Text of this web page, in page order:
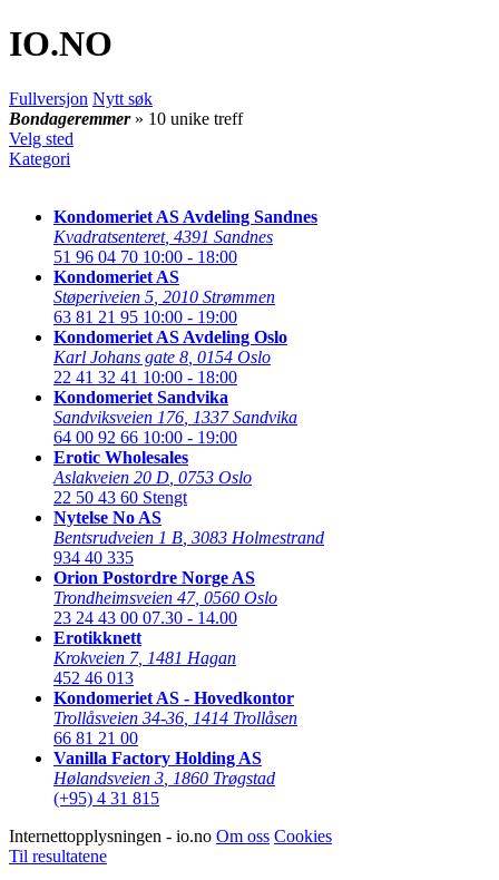
IO.NO
Fullversjon Nytt søk
Bondageremmer » 10 unike treff
Velg sted
Kategori
Kondomeriet AS Avdeling Sandnes
Kvadratsenteret, 4391 Sandnes
51 96 04 70 10:00 - 18:00
Kondomeriet AS
Støperiveien 5 2010 Strømmen
63 81 21 95 10:00 - 19:00
Kondomeriet AS Avdeling Oslo
Karl Johans gate 8 0154 Oslo
22 41 32 41 10:00 - 18:00
Kondomeriet Sandvika
Sandviksveien 176 1337 Sandvika
64 00 92 66 10:00 - 19:00
Erotic Wholesales
Aslakveien 20 D 0753 Oslo
22 50 43 60 Stengt
Nytelse No AS
Bentsrudveien 1 B 3083 Holmestrand
934 40 335
Orion Postordre Norge AS
Trondheimsveien 47, 0560 Oslo
23 24 43 00 07.30 - 14.00
Erotikknett
Krokveien 7, 1481 Hagan
452 46 013
Kondomeriet AS - Hovedkontor
Trollåsveien 34-36 1414 Trollåsen
66 81 21 00
Vanilla Factory Holding AS
Hølandsveien 3 1860 Trøgstad
(+95) 4 31 815
Internettopplysningen - io.no Om oss Cookies
Til resultatene